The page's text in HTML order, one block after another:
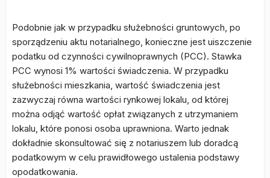
Podobnie jak w przypadku służebności gruntowych, po
sporządzeniu aktu notarialnego, konieczne jest uiszczenie
podatku od czynności cywilnoprawnych (PCC). Stawka
PCC wynosi 1% wartości świadczenia. W przypadku
służebności mieszkania, wartość świadczenia jest
zazwyczaj równa wartości rynkowej lokalu, od której
można odjąć wartość opłat związanych z utrzymaniem
lokalu, które ponosi osoba uprawniona. Warto jednak
dokładnie skonsultować się z notariuszem lub doradcą
podatkowym w celu prawidłowego ustalenia podstawy
opodatkowania.